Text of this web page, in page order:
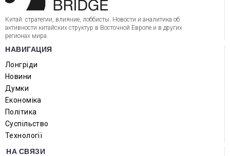
Китай: стратегии, влияние, лоббисты. Новости и аналитика об
активности китайских структур в Восточной Европе и в других
регионах мира.
НАВИГАЦИЯ
Лонгріди
Новини
Думки
Економіка
Політика
Суспільство
Технології
НА СВЯЗИ